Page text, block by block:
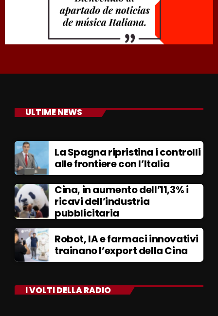
ULTIME NEWS
La Spagna ripristina i controlli
alle frontiere con l’Italia
Cina, in aumento dell’11,3% i
ricavi dell’industria
pubblicitaria
Robot, IA e farmaci innovativi
trainano l’export della Cina
I VOLTI DELLA RADIO